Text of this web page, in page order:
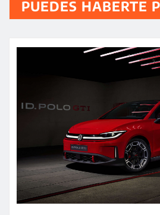
PUEDES HABERTE